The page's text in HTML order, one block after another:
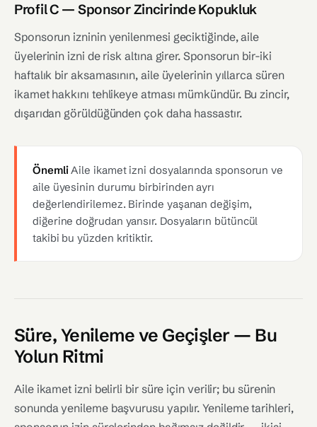
Profil C — Sponsor Zincirinde Kopukluk
Sponsorun izninin yenilenmesi geciktiğinde, aile
üyelerinin izni de risk altına girer. Sponsorun bir-iki
haftalık bir aksamasının, aile üyelerinin yıllarca süren
ikamet hakkını tehlikeye atması mümkündür. Bu zincir,
dışarıdan görüldüğünden çok daha hassastır.
ÖnemliAile ikamet izni dosyalarında sponsorun ve
aile üyesinin durumu birbirinden ayrı
değerlendirilemez. Birinde yaşanan değişim,
diğerine doğrudan yansır. Dosyaların bütüncül
takibi bu yüzden kritiktir.
Süre, Yenileme ve Geçişler — Bu
Yolun Ritmi
Aile ikamet izni belirli bir süre için verilir; bu sürenin
sonunda yenileme başvurusu yapılır. Yenileme tarihleri,